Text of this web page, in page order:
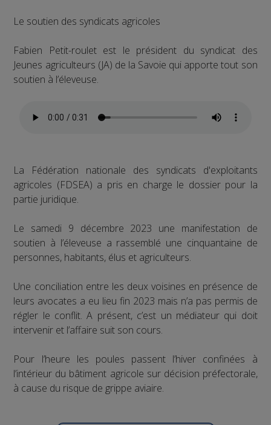
Le soutien des syndicats agricoles
Fabien Petit-roulet est le président du syndicat des
Jeunes agriculteurs (JA) de la Savoie qui apporte tout son
soutien à l’éleveuse.
La Fédération nationale des syndicats d'exploitants
agricoles (FDSEA) a pris en charge le dossier pour la
partie juridique.
Le samedi 9 décembre 2023 une manifestation de
soutien à l’éleveuse a rassemblé une cinquantaine de
personnes, habitants, élus et agriculteurs.
Une conciliation entre les deux voisines en présence de
leurs avocates a eu lieu fin 2023 mais n’a pas permis de
régler le conflit. A présent, c’est un médiateur qui doit
intervenir et l’affaire suit son cours.
Pour l’heure les poules passent l’hiver confinées à
l’intérieur du bâtiment agricole sur décision préfectorale,
à cause du risque de grippe aviaire.